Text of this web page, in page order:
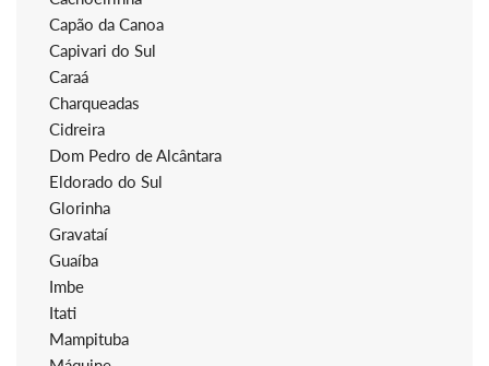
Capão da Canoa
Capivari do Sul
Caraá
Charqueadas
Cidreira
Dom Pedro de Alcântara
Eldorado do Sul
Glorinha
Gravataí
Guaíba
Imbe
Itati
Mampituba